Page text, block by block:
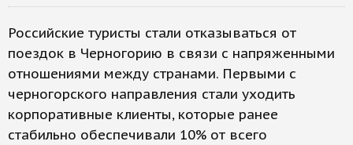
Российские туристы стали отказываться от
поездок в Черногорию в связи с напряженными
отношениями между странами. Первыми с
черногорского направления стали уходить
корпоративные клиенты, которые ранее
стабильно обеспечивали 10% от всего